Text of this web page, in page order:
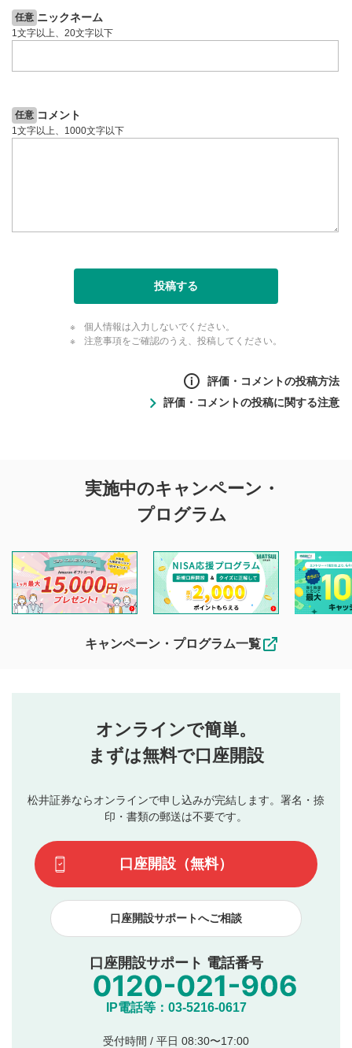
任意 ニックネーム
1文字以上、20文字以下
任意 コメント
1文字以上、1000文字以下
投稿する
個人情報は入力しないでください。
注意事項をご確認のうえ、投稿してください。
評価・コメントの投稿方法
投稿するボタン
星で評価をすると投稿できます。（お名前とコメント
3
動画の評価
です）
評価・コメントの投稿に関する注意
投稿に関する注意
を目的として、各動画コンテンツに、評価およびコメントの
投稿ができます。利用者は以下の注意事項をご理解のうえ、
閲覧および投稿を行うものとしてください。
他の利用者が動画を視聴される際の参考になるコメントをお
待ちしております。
なお、投稿をもって、本注意事項に同意されたものとみなし
行ってください。
当社は、利用者同士、もしくは利用者と第三者間のトラ
ブルによって生じた損害に対して一切の責任を負いませ
評価およびコメントは当社にて審査のうえ、掲載となり
ます。掲載されるまでに日数がかかる場合や掲載されない
てはお答えできません。各動画コンテンツへの掲載をもっ
て結果のご連絡といたします。ご了承ください。
下記の項目に該当すると判断された投稿内容は、掲載を
見合わせる場合がございます。
本動画コンテンツとは無関係の内容の投稿
他者への誹謗中傷や差別的表現投稿
公序良俗に反する内容の投稿
氏名、住所、電話番号など個人を特定できる情報の
他のサイトへの誘導や営利目的、広告・宣伝を目
他者の権利（商標、著作権、その他の知的財産
実施中のキャンペーン・
プログラム
キャンペーン・プログラム一覧
オンラインで簡単。
まずは無料で口座開設
松井証券ならオンラインで申し込みが完結します。署名・捺
印・書類の郵送は不要です。
口座開設（無料）
口座開設サポートへご相談
口座開設サポート 電話番号
IP電話等：03-5216-0617
受付時間 / 平日 08:30〜17:00